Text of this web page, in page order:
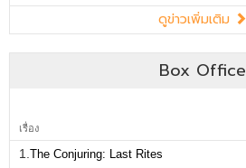
ดูข่าวเพิ่มเติม
Box Office
เรื่อง
1. The Conjuring: Last Rites